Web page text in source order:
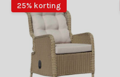
25% korting